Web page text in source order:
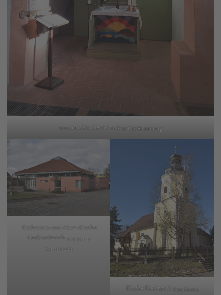
Emmauskirche Borna Foto Udo Hackenberg
Katharina-von-Bora-Kirche
Neukieritzsch Foto Martin
Waitschullis
Kirche Kieritzsch Foto Martin